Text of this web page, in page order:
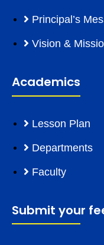
Principal’s
Vision &
Academics
Lesson Plan
Departments
Faculty
Submit your